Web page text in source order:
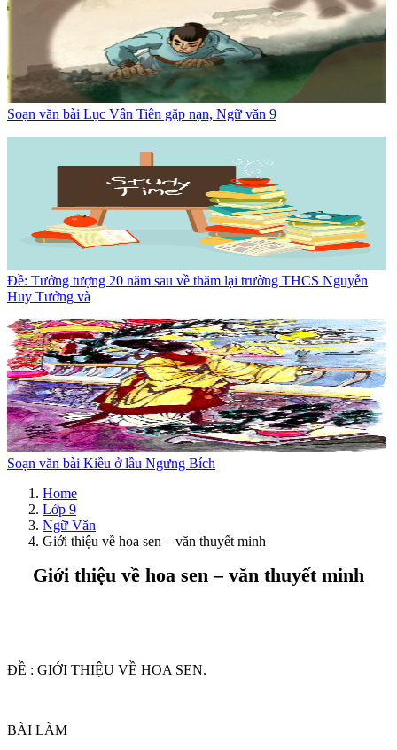
Soạn văn bài Lục Vân Tiên gặp nạn, Ngữ văn 9
Đề: Tưởng tượng 20 năm sau về thăm lại trường THCS Nguyễn
Huy Tưởng và
Soạn văn bài Kiều ở lầu Ngưng Bích
Home
Lớp 9
Ngữ Văn
Giới thiệu về hoa sen – văn thuyết minh
Giới thiệu về hoa sen – văn thuyết minh
ĐỀ : GIỚI THIỆU VỀ HOA SEN.
BÀI LÀM